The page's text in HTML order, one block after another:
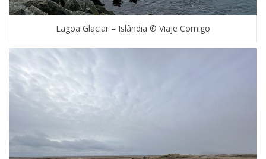
Lagoa Glaciar – Islândia © Viaje Comigo